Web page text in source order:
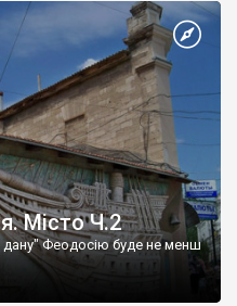
Місто Ч.2
дану" Феодосію буде не менш